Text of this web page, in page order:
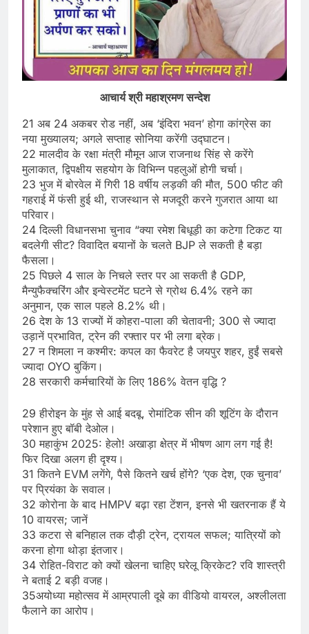
आचार्य श्री महाश्रमण सन्देश
21 अब 24 अकबर रोड नहीं, अब ‘इंदिरा भवन’ होगा कांग्रेस का
नया मुख्यालय; अगले सप्ताह सोनिया करेंगी उद्घाटन।
22 मालदीव के रक्षा मंत्री मौमून आज राजनाथ सिंह से करेंगे
मुलाकात, द्विपक्षीय सहयोग के विभिन्न पहलुओं होगी चर्चा।
23 भुज में बोरवेल में गिरी 18 वर्षीय लड़की की मौत, 500 फीट की
गहराई में फंसी हुई थी, राजस्थान से मजदूरी करने गुजरात आया था
परिवार।
24 दिल्ली विधानसभा चुनाव “क्या रमेश बिधूड़ी का कटेगा टिकट या
बदलेगी सीट? विवादित बयानों के चलते BJP ले सकती है बड़ा
फैसला।
25 पिछले 4 साल के निचले स्तर पर आ सकती है GDP,
मैन्युफैक्चरिंग और इन्वेस्टमेंट घटने से ग्रोथ 6.4% रहने का
अनुमान, एक साल पहले 8.2% थी।
26 देश के 13 राज्यों में कोहरा-पाला की चेतावनी; 300 से ज्यादा
उड़ानें प्रभावित, ट्रेन की रफ्तार पर भी लगा ब्रेक।
27 न शिमला न कश्मीर: कपल का फैवरेट है जयपुर शहर, हुईं सबसे
ज्यादा OYO बुकिंग।
28 सरकारी कर्मचारियों के लिए 186% वेतन वृद्धि ?
29 हीरोइन के मुंह से आई बदबू, रोमांटिक सीन की शूटिंग के दौरान
परेशान हुए बॉबी देओल।
30 महाकुंभ 2025: हेलो! अखाड़ा क्षेत्र में भीषण आग लग गई है!
फिर दिखा अलग ही दृश्य।
31 कितने EVM लगेंगे, पैसे कितने खर्च होंगे? ‘एक देश, एक चुनाव’
पर प्रियंका के सवाल।
32 कोरोना के बाद HMPV बढ़ा रहा टेंशन, इनसे भी खतरनाक हैं ये
10 वायरस; जानें
33 कटरा से बनिहाल तक दौड़ी ट्रेन, ट्रायल सफल; यात्रियों को
करना होगा थोड़ा इंतजार।
34 रोहित-विराट को क्यों खेलना चाहिए घरेलू क्रिकेट? रवि शास्त्री
ने बताई 2 बड़ी वजह।
35अयोध्या महोत्सव में आम्रपाली दूबे का वीडियो वायरल, अश्लीलता
फैलाने का आरोप।